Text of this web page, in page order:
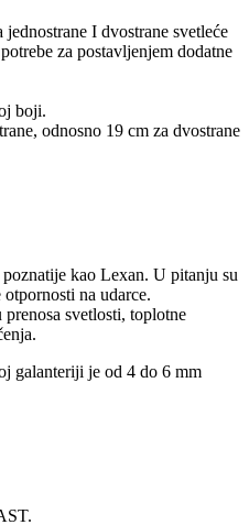
I dvostrane svetleće
za postavljenjem dodatne
boji.
odnosno 19 cm za dvostrane
kao Lexan. U pitanju su
na udarce.
svetlosti, toplotne
galanteriji je od 4 do 6 mm